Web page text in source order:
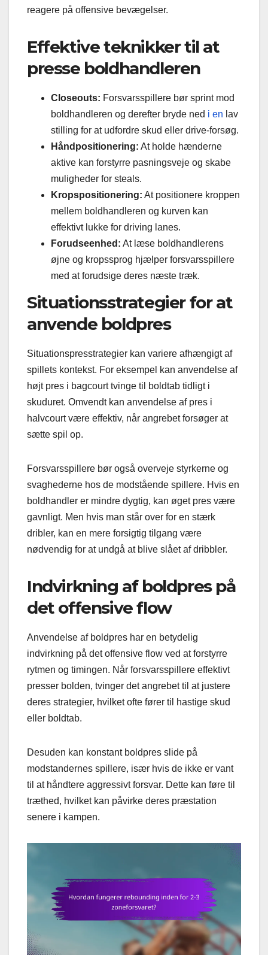
reagere på offensive bevægelser.
Effektive teknikker til at
presse boldhandleren
Closeouts: Forsvarsspillere bør sprint mod
boldhandleren og derefter bryde ned i en lav
stilling for at udfordre skud eller drive-forsøg.
Håndpositionering: At holde hænderne
aktive kan forstyrre pasningsveje og skabe
muligheder for steals.
Kropspositionering: At positionere kroppen
mellem boldhandleren og kurven kan
effektivt lukke for driving lanes.
Forudseenhed: At læse boldhandlerens
øjne og kropssprog hjælper forsvarsspillere
med at forudsige deres næste træk.
Situationsstrategier for at
anvende boldpres
Situationspresstrategier kan variere afhængigt af
spillets kontekst. For eksempel kan anvendelse af
højt pres i bagcourt tvinge til boldtab tidligt i
skuduret. Omvendt kan anvendelse af pres i
halvcourt være effektiv, når angrebet forsøger at
sætte spil op.
Forsvarsspillere bør også overveje styrkerne og
svaghederne hos de modstående spillere. Hvis en
boldhandler er mindre dygtig, kan øget pres være
gavnligt. Men hvis man står over for en stærk
dribler, kan en mere forsigtig tilgang være
nødvendig for at undgå at blive slået af dribbler.
Indvirkning af boldpres på
det offensive flow
Anvendelse af boldpres har en betydelig
indvirkning på det offensive flow ved at forstyrre
rytmen og timingen. Når forsvarsspillere effektivt
presser bolden, tvinger det angrebet til at justere
deres strategier, hvilket ofte fører til hastige skud
eller boldtab.
Desuden kan konstant boldpres slide på
modstandernes spillere, især hvis de ikke er vant
til at håndtere aggressivt forsvar. Dette kan føre til
træthed, hvilket kan påvirke deres præstation
senere i kampen.